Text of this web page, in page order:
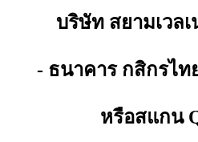
บริษัท สยามเวล
- ธนาคาร กสิกรไท
หรือสแกน